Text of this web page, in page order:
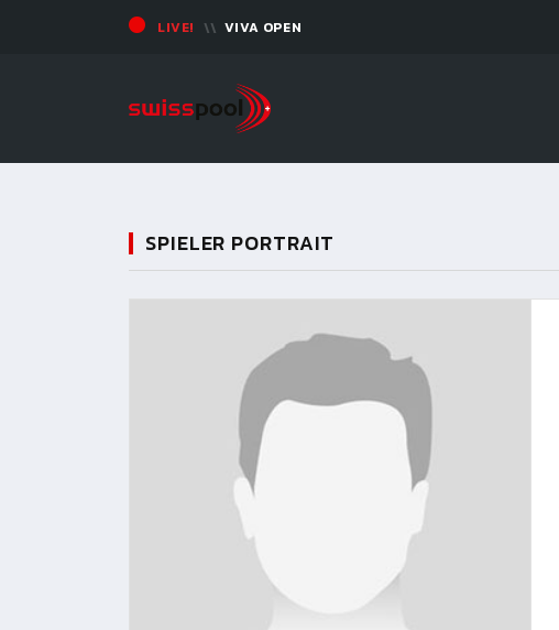
LIVE! VIVA OPEN
SPIELER PORTRAIT